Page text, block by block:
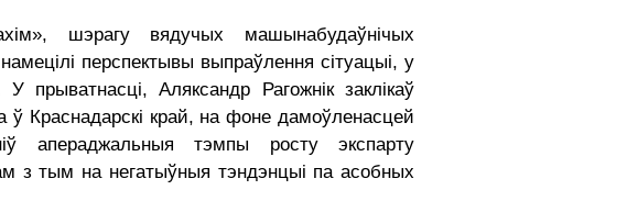
шэрагу вядучых машынабудаўнічых
перспектывы выпраўлення сітуацыі, у
прыватнасці, Аляксандр Рагожнік заклікаў
ў Краснадарскі край, на фоне дамоўленасцей
апераджальныя тэмпы росту экспарту
з тым на негатыўныя тэндэнцыі па асобных